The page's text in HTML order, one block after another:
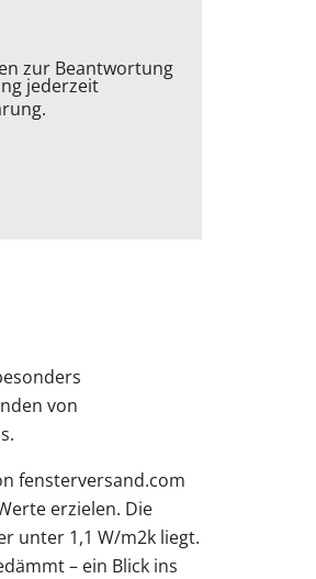
zur Beantwortung
jederzeit
.
von
fensterversand.com
erzielen. Die
unter 1,1 W/m2k liegt.
– ein Blick ins